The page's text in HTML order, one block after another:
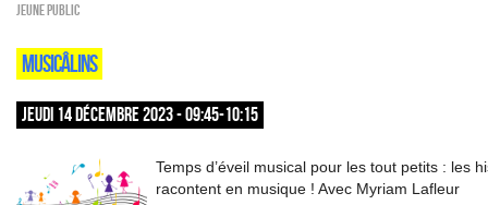
Jeune public
MUSICÂLINS
JEUDI 14 DÉCEMBRE 2023 - 09:45-10:15
Temps d’éveil musical pour les tout petits : les
racontent en musique ! Avec Myriam Lafleur